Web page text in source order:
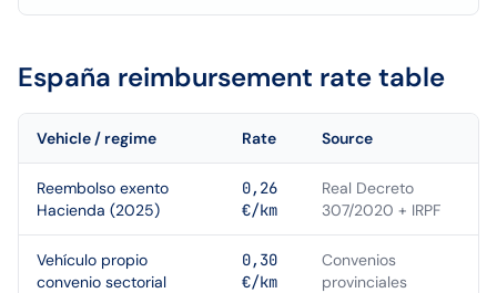
España reimbursement rate table
Vehicle / regime Rate Source
Reembolso exento
Hacienda (2025)
0,26
€/km
Real Decreto
307/2020 + IRPF
Vehículo propio
convenio sectorial
0,30
€/km
Convenios
provinciales